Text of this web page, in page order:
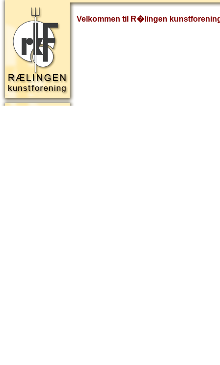
Velkommen til R�lingen